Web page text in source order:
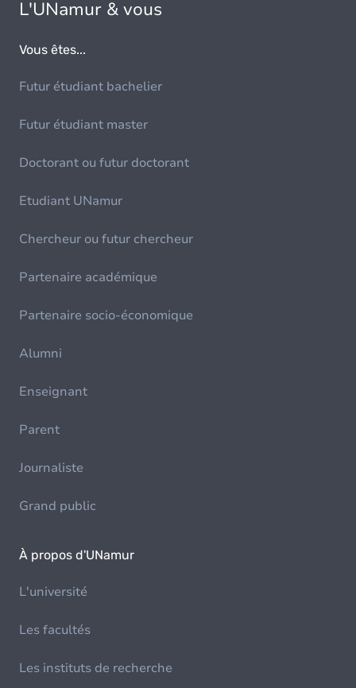
L'UNamur & vous
Vous êtes...
Futur étudiant bachelier
Futur étudiant master
Doctorant ou futur doctorant
Etudiant UNamur
Chercheur ou futur chercheur
Partenaire académique
Partenaire socio-économique
Alumni
Enseignant
Parent
Journaliste
Grand public
À propos d'UNamur
L'université
Les facultés
Les instituts de recherche